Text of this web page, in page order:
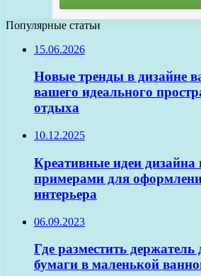
Популярные статьи
15.06.2026
Новые тренды в дизайне
вашего идеального
отдыха
10.12.2025
Креативные идеи дизайна
примерами для
интерьера
06.09.2023
Где разместить держатель
бумаги в маленькой